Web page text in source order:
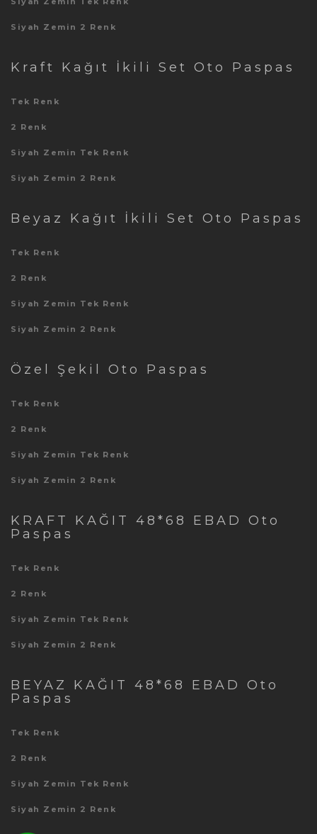
Siyah Zemin 2 Renk
Kraft Kağıt İkili Set Oto Paspas
Tek Renk
2 Renk
Siyah Zemin Tek Renk
Siyah Zemin 2 Renk
Beyaz Kağıt İkili Set Oto Paspas
Tek Renk
2 Renk
Siyah Zemin Tek Renk
Siyah Zemin 2 Renk
Özel Şekil Oto Paspas
Tek Renk
2 Renk
Siyah Zemin Tek Renk
Siyah Zemin 2 Renk
KRAFT KAĞIT 48*68 EBAD Oto
Paspas
Tek Renk
2 Renk
Siyah Zemin Tek Renk
Siyah Zemin 2 Renk
BEYAZ KAĞIT 48*68 EBAD Oto
Paspas
Tek Renk
2 Renk
Siyah Zemin Tek Renk
Siyah Zemin 2 Renk